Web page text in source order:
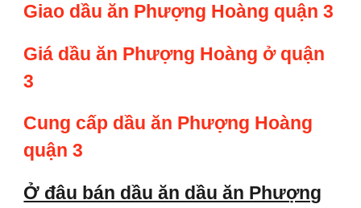
Giao dầu ăn Phượng Hoàng quận 3
Giá dầu ăn Phượng Hoàng ở quận
3
Cung cấp dầu ăn Phượng Hoàng
quận 3
Ở đâu bán dầu ăn dầu ăn Phượng